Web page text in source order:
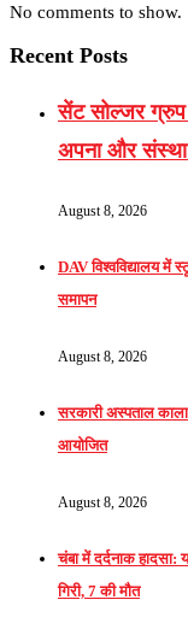
No comments to show.
Recent Posts
सेंट सोल्जर ग्रुप
अपना और संस्था
August 8, 2026
DAV विश्वविद्यालय
समापन
August 8, 2026
सरकारी अस्पताल
आयोजित
August 8, 2026
चंबा में दर्दनाक
गिरी, 7 की मौत